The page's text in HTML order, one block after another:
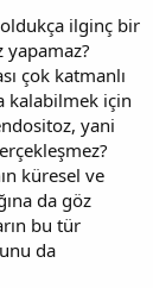
ilginç bir
çok katmanlı
kalabilmek için
yani
küresel ve
da göz
bu tür
da